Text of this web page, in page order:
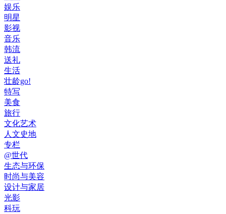
娱乐
明星
影视
音乐
韩流
送礼
生活
壮龄go!
特写
美食
旅行
文化艺术
人文史地
专栏
@世代
生态与环保
时尚与美容
设计与家居
光影
科玩